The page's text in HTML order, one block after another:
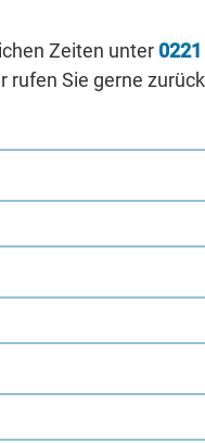
Zeiten unter
rufen Sie gerne